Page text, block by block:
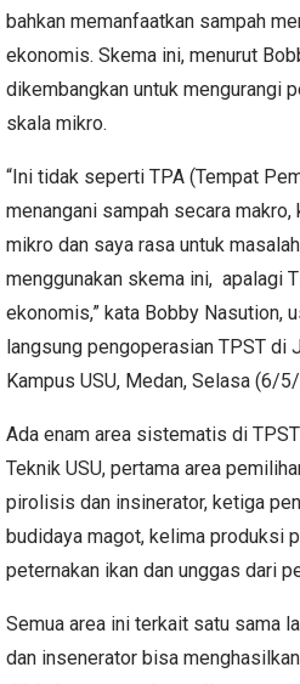
bahkan memanfaatkan sampah
ekonomis. Skema ini, menurut
dikembangkan untuk mengurangi
skala mikro.
“Ini tidak seperti TPA (Tempat
menangani sampah secara
mikro dan saya rasa untuk
menggunakan skema ini, apalagi
ekonomis,” kata Bobby Nasution,
langsung pengoperasian TPST di
Kampus USU, Medan, Selasa (6/
Ada enam area sistematis di
Teknik USU, pertama area
pirolisis dan insinerator, ketiga
budidaya magot, kelima produksi
peternakan ikan dan unggas dari
Semua area ini terkait satu sama
dan insenerator bisa